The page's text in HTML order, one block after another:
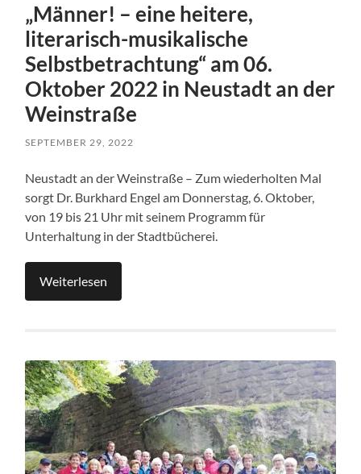
„Männer! – eine heitere,
literarisch-musikalische
Selbstbetrachtung“ am 06.
Oktober 2022 in Neustadt an der
Weinstraße
SEPTEMBER 29, 2022
Neustadt an der Weinstraße – Zum wiederholten Mal
sorgt Dr. Burkhard Engel am Donnerstag, 6. Oktober,
von 19 bis 21 Uhr mit seinem Programm für
Unterhaltung in der Stadtbücherei.
Weiterlesen